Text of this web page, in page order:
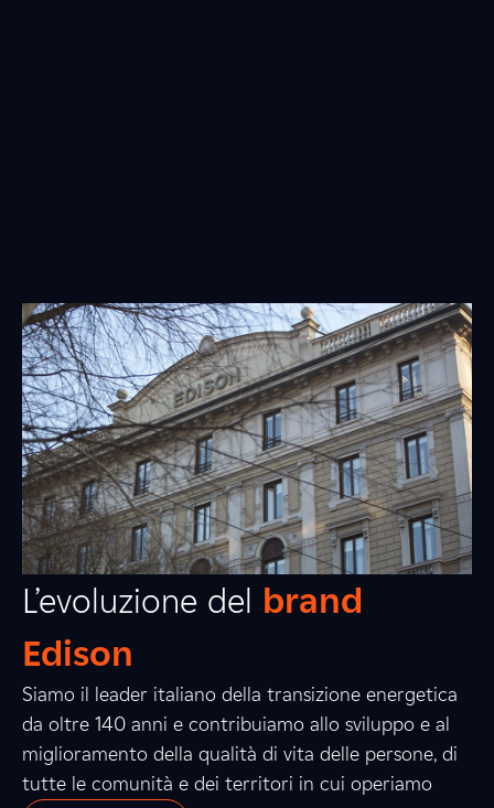
L’evoluzione del brand
Edison
Siamo il leader italiano della transizione energetica
da oltre 140 anni e contribuiamo allo sviluppo e al
miglioramento della qualità di vita delle persone, di
tutte le comunità e dei territori in cui operiamo